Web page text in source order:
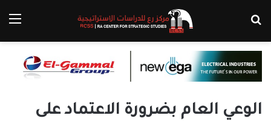
الوعي العام بضرورة الاعتماد على